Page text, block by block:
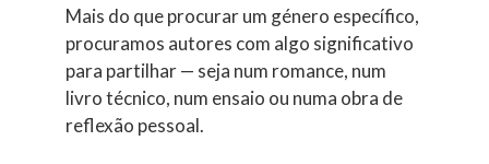
Mais do que procurar um género específico,
procuramos autores com algo significativo
para partilhar — seja num romance, num
livro técnico, num ensaio ou numa obra de
reflexão pessoal.